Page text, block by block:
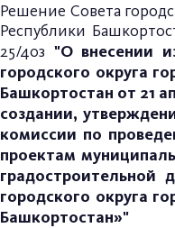
Решение Совета
Республики
25/40з "О внесении
городского округа
Башкортостан от 21
создании,
комиссии по
проектам
градостроительной
городского округа
Башкортостан»"